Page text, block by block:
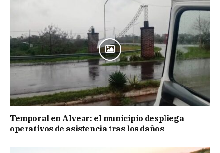
Temporal en Alvear: el municipio despliega
operativos de asistencia tras los daños